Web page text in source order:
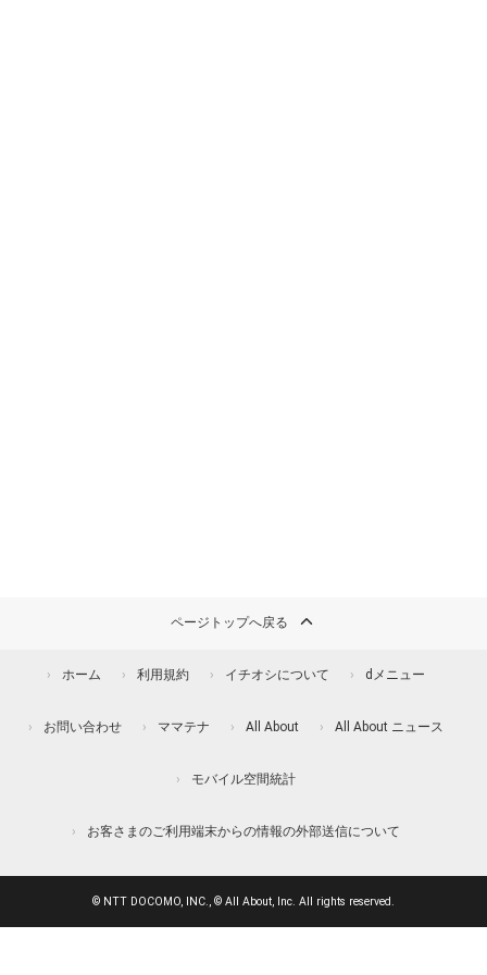
ページトップへ戻る
ホーム 利用規約 イチオシについて dメニュー
お問い合わせ ママテナ All About All About ニュース
モバイル空間統計
お客さまのご利用端末からの情報の外部送信について
© NTT DOCOMO, INC., © All About, Inc. All rights reserved.